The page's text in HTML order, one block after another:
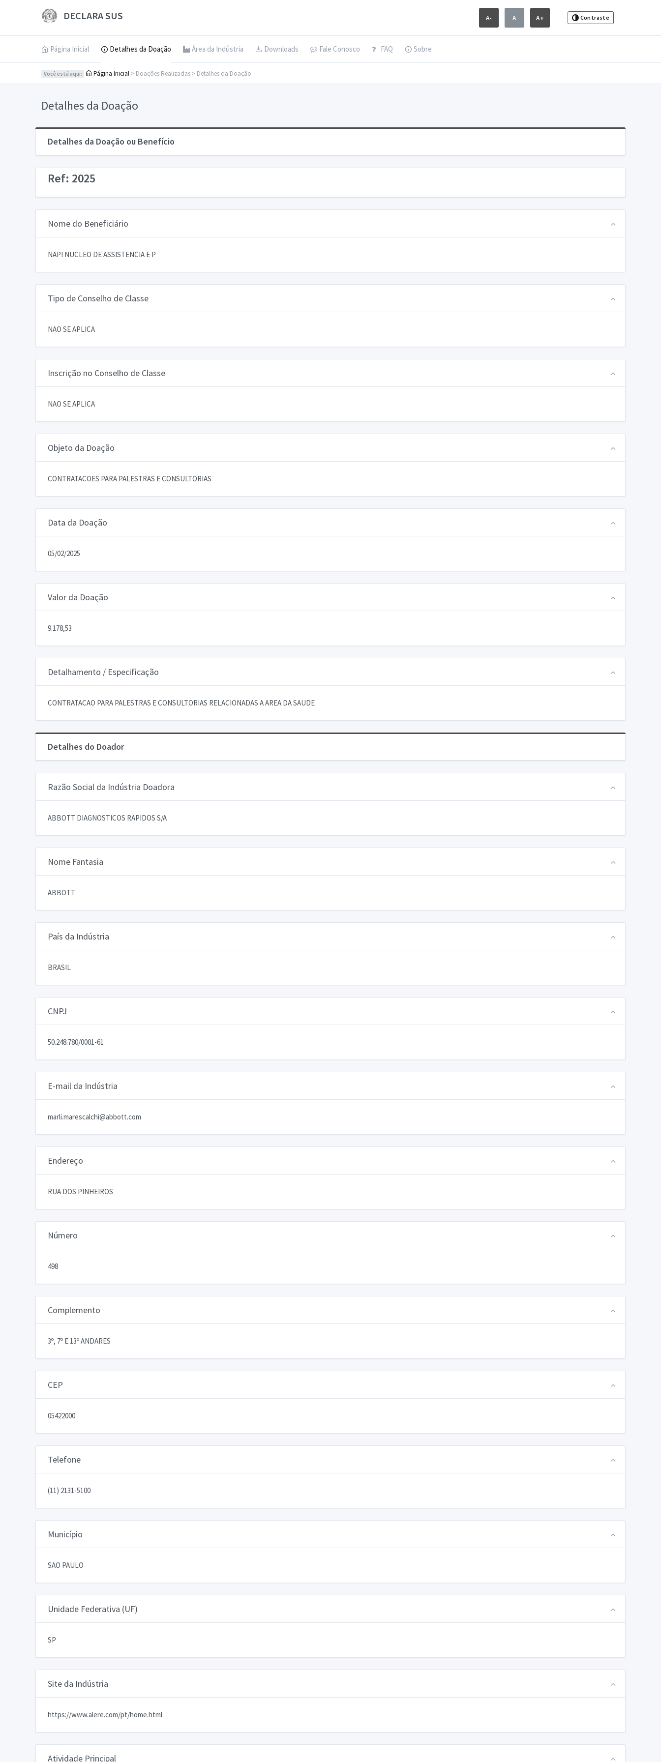
DECLARA SUS A- A A+ Contraste
Página Inicial Detalhes da Doação Área da Indústria Downloads Fale Conosco FAQ Sobre
Você está aqui: Página Inicial > Doações Realizadas > Detalhes da Doação
Detalhes da Doação
Detalhes da Doação ou Benefício
Ref: 2025
Nome do Beneficiário
NAPI NUCLEO DE ASSISTENCIA E P
Tipo de Conselho de Classe
NAO SE APLICA
Inscrição no Conselho de Classe
NAO SE APLICA
Objeto da Doação
CONTRATACOES PARA PALESTRAS E CONSULTORIAS
Data da Doação
05/02/2025
Valor da Doação
9.178,53
Detalhamento / Especificação
CONTRATACAO PARA PALESTRAS E CONSULTORIAS RELACIONADAS A AREA DA SAUDE
Detalhes do Doador
Razão Social da Indústria Doadora
ABBOTT DIAGNOSTICOS RAPIDOS S/A
Nome Fantasia
ABBOTT
País da Indústria
BRASIL
CNPJ
50.248.780/0001-61
E-mail da Indústria
marli.marescalchi@abbott.com
Endereço
RUA DOS PINHEIROS
Número
498
Complemento
3º, 7º E 13º ANDARES
CEP
05422000
Telefone
(11) 2131-5100
Município
SAO PAULO
Unidade Federativa (UF)
SP
Site da Indústria
https://www.alere.com/pt/home.html
Atividade Principal